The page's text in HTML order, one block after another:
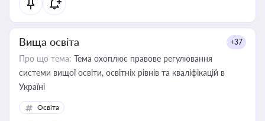
Вища освіта +37
Про що тема: Тема охоплює правове регулювання
системи вищої освіти, освітніх рівнів та кваліфікацій в
Україні
Освіта